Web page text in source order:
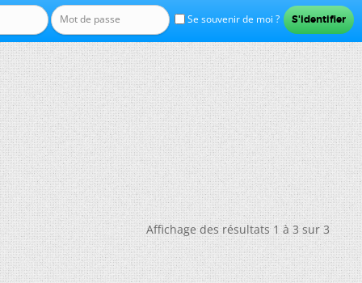
Se souvenir de moi ?
Affichage des résultats 1 à 3 sur 3